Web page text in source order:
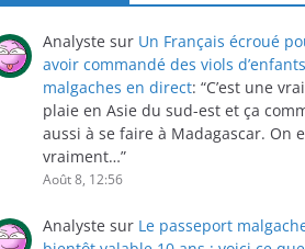
Analyste sur Un Français écroué
avoir commandé des viols d’enfants
malgaches en direct: “C’est une
plaie en Asie du sud-est et ça
aussi à se faire à Madagascar. On
vraiment…”
Août 8, 12:56
Analyste sur Le passeport